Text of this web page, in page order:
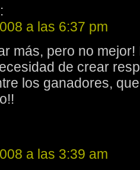
a las 6:37 pm
más, pero no
de crear
los ganadores,
a las 3:39 am